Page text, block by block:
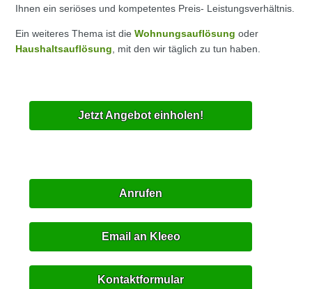
Ihnen ein seriöses und kompetentes Preis- Leistungsverhältnis.
Ein weiteres Thema ist dieWohnungsauflösung oder
Haushaltsauflösung, mit den wir täglich zu tun haben.
Jetzt Angebot einholen!
Anrufen
Email an Kleeo
Kontaktformular